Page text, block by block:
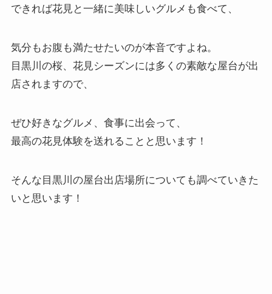
できれば花見と一緒に美味しいグルメも食べて、
気分もお腹も満たせたいのが本音ですよね。
目黒川の桜、花見シーズンには多くの素敵な屋台が出
店されますので、
ぜひ好きなグルメ、食事に出会って、
最高の花見体験を送れることと思います！
そんな目黒川の屋台出店場所についても調べていきた
いと思います！